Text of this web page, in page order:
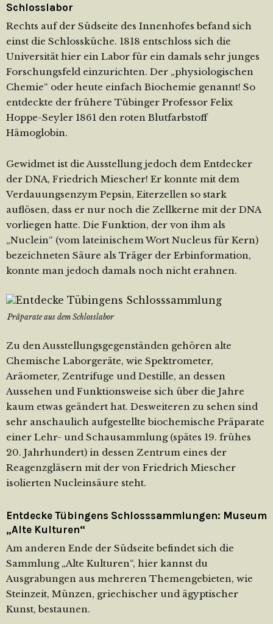
Schlosslabor
Rechts auf der Südseite des Innenhofes befand sich
einst die Schlossküche. 1818 entschloss sich die
Universität hier ein Labor für ein damals sehr junges
Forschungsfeld einzurichten. Der „physiologischen
Chemie“ oder heute einfach Biochemie genannt! So
entdeckte der frühere Tübinger Professor Felix
Hoppe-Seyler 1861 den roten Blutfarbstoff
Hämoglobin.
Gewidmet ist die Ausstellung jedoch dem Entdecker
der DNA, Friedrich Miescher! Er konnte mit dem
Verdauungsenzym Pepsin, Eiterzellen so stark
auflösen, dass er nur noch die Zellkerne mit der DNA
vorliegen hatte. Die Funktion, der von ihm als
„Nuclein“ (vom lateinischem Wort Nucleus für Kern)
bezeichneten Säure als Träger der Erbinformation,
konnte man jedoch damals noch nicht erahnen.
Präparate aus dem Schlosslabor
Zu den Ausstellungsgegenständen gehören alte
Chemische Laborgeräte, wie Spektrometer,
Aräometer, Zentrifuge und Destille, an dessen
Aussehen und Funktionsweise sich über die Jahre
kaum etwas geändert hat. Desweiteren zu sehen sind
sehr anschaulich aufgestellte biochemische Präparate
einer Lehr- und Schausammlung (spätes 19. frühes
20. Jahrhundert) in dessen Zentrum eines der
Reagenzgläsern mit der von Friedrich Miescher
isolierten Nucleinsäure steht.
Entdecke Tübingens Schlosssammlungen: Museum
„Alte Kulturen“
Am anderen Ende der Südseite befindet sich die
Sammlung „Alte Kulturen“, hier kannst du
Ausgrabungen aus mehreren Themengebieten, wie
Steinzeit, Münzen, griechischer und ägyptischer
Kunst, bestaunen.